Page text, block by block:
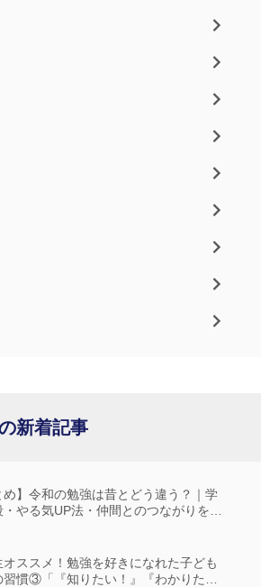
新着記事
め】令和の勉強は昔とどう違う？｜学
・やる気UP法・仲間とのつながりを解
オススメ！勉強を好きになれた子ども
習慣③「『知りたい！』『わかりた